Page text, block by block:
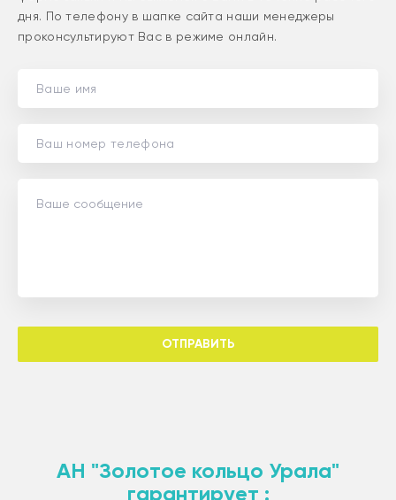
дня. По телефону в шапке сайта наши менеджеры
проконсультируют Вас в режиме онлайн.
ОТПРАВИТЬ
АН "Золотое кольцо Урала"
гарантирует :